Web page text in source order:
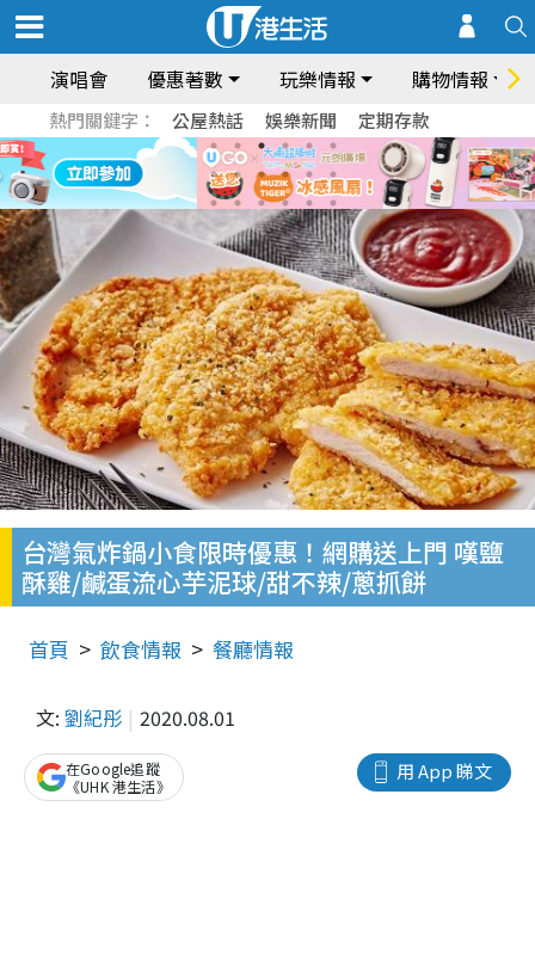
演唱會 優惠著數 玩樂情報 購物情報
熱門關鍵字： 公屋熱話 娛樂新聞 定期存款
台灣氣炸鍋小食限時優惠！網購送上門 嘆鹽
酥雞/鹹蛋流心芋泥球/甜不辣/蔥抓餅
首頁 飲食情報 餐廳情報
文: 劉紀彤 2020.08.01
用 App 睇文
在Google追蹤
《UHK 港生活》